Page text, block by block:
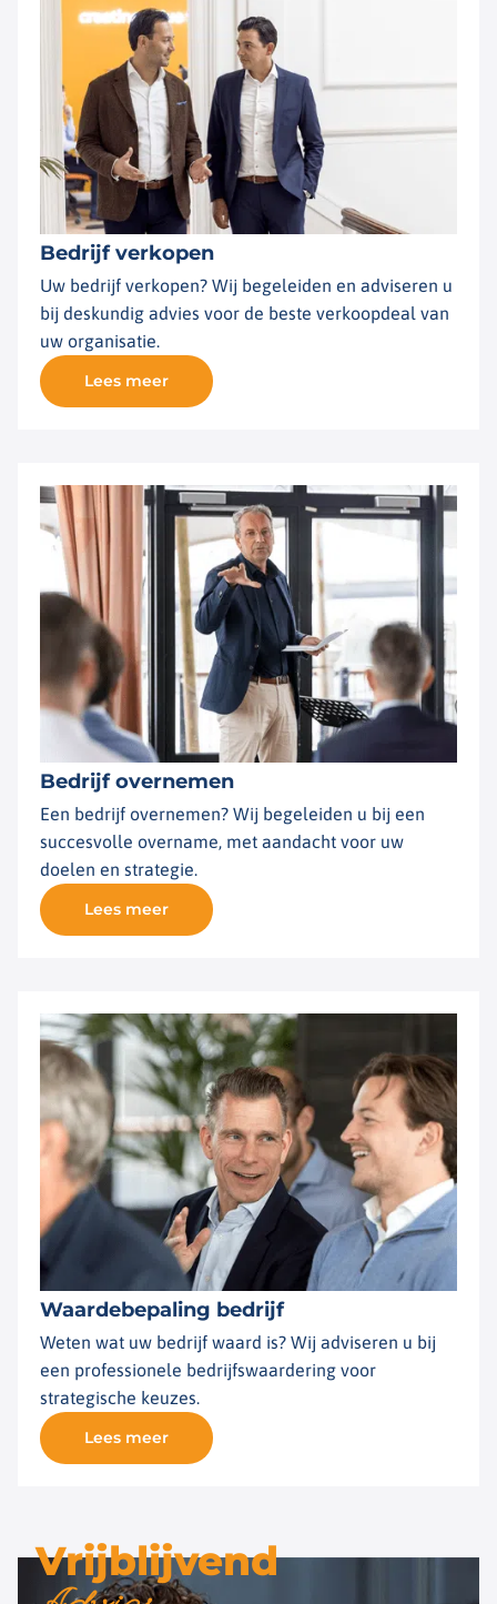
Bedrijf verkopen
Uw bedrijf verkopen? Wij begeleiden en adviseren u
bij deskundig advies voor de beste verkoopdeal van
uw organisatie.
Lees meer
Bedrijf overnemen
Een bedrijf overnemen? Wij begeleiden u bij een
succesvolle overname, met aandacht voor uw
doelen en strategie.
Lees meer
Waardebepaling bedrijf
Weten wat uw bedrijf waard is? Wij adviseren u bij
een professionele bedrijfswaardering voor
strategische keuzes.
Lees meer
Vrijblijvend